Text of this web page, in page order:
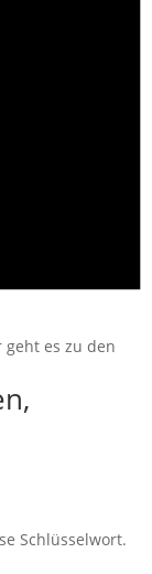
geht es zu den
Schlüsselwort.